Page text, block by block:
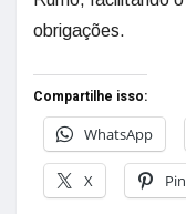
obrigações.
Compartilhe isso:
WhatsApp
X